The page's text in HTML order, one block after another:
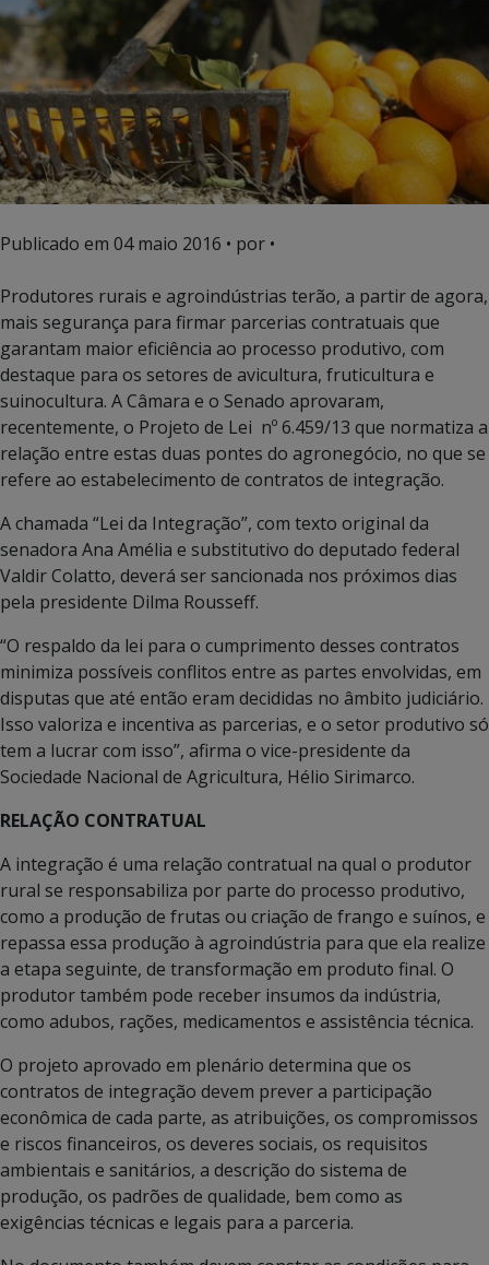
Publicado em 04 maio 2016 • por •
Produtores rurais e agroindústrias terão, a partir de agora,
mais segurança para firmar parcerias contratuais que
garantam maior eficiência ao processo produtivo, com
destaque para os setores de avicultura, fruticultura e
suinocultura. A Câmara e o Senado aprovaram,
recentemente, o Projeto de Lei nº 6.459/13 que normatiza a
relação entre estas duas pontes do agronegócio, no que se
refere ao estabelecimento de contratos de integração.
A chamada “Lei da Integração”, com texto original da
senadora Ana Amélia e substitutivo do deputado federal
Valdir Colatto, deverá ser sancionada nos próximos dias
pela presidente Dilma Rousseff.
“O respaldo da lei para o cumprimento desses contratos
minimiza possíveis conflitos entre as partes envolvidas, em
disputas que até então eram decididas no âmbito judiciário.
Isso valoriza e incentiva as parcerias, e o setor produtivo só
tem a lucrar com isso”, afirma o vice-presidente da
Sociedade Nacional de Agricultura, Hélio Sirimarco.
RELAÇÃO CONTRATUAL
A integração é uma relação contratual na qual o produtor
rural se responsabiliza por parte do processo produtivo,
como a produção de frutas ou criação de frango e suínos, e
repassa essa produção à agroindústria para que ela realize
a etapa seguinte, de transformação em produto final. O
produtor também pode receber insumos da indústria,
como adubos, rações, medicamentos e assistência técnica.
O projeto aprovado em plenário determina que os
contratos de integração devem prever a participação
econômica de cada parte, as atribuições, os compromissos
e riscos financeiros, os deveres sociais, os requisitos
ambientais e sanitários, a descrição do sistema de
produção, os padrões de qualidade, bem como as
exigências técnicas e legais para a parceria.